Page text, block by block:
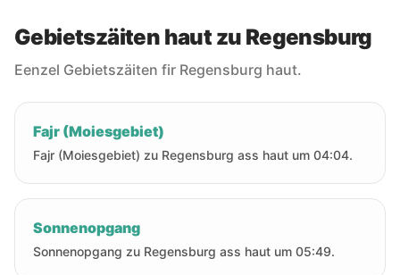
Gebietszäiten haut zu Regensburg
Eenzel Gebietszäiten fir Regensburg haut.
Fajr (Moiesgebiet)
Fajr (Moiesgebiet) zu Regensburg ass haut um 04:04.
Sonnenopgang
Sonnenopgang zu Regensburg ass haut um 05:49.